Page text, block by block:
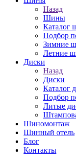
Назад
Шины
Каталог
Подбор
Зимние
Летние
Диски
Назад
Диски
Каталог
Подбор
Литые
Шиномонтаж
Шинный отель
Блог
Контакты